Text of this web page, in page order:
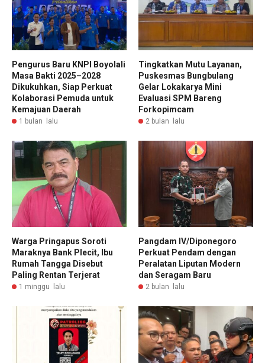
Pengurus Baru KNPI Boyolali
Masa Bakti 2025–2028
Dikukuhkan, Siap Perkuat
Kolaborasi Pemuda untuk
Kemajuan Daerah
1 bulan lalu
Tingkatkan Mutu Layanan,
Puskesmas Bungbulang
Gelar Lokakarya Mini
Evaluasi SPM Bareng
Forkopimcam
2 bulan lalu
Warga Pringapus Soroti
Maraknya Bank Plecit, Ibu
Rumah Tangga Disebut
Paling Rentan Terjerat
1 minggu lalu
Pangdam IV/Diponegoro
Perkuat Pendam dengan
Peralatan Liputan Modern
dan Seragam Baru
2 bulan lalu